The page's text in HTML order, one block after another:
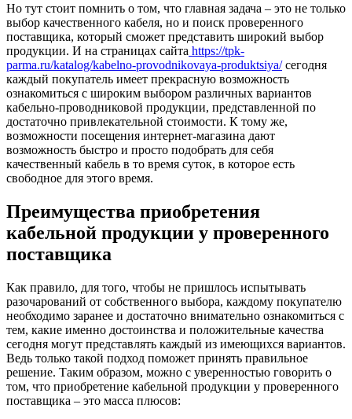
Но тут стоит помнить о том, что главная задача – это не только
выбор качественного кабеля, но и поиск проверенного
поставщика, который сможет представить широкий выбор
продукции. И на страницах сайта https://tpk-
parma.ru/katalog/kabelno-provodnikovaya-produktsiya/сегодня
каждый покупатель имеет прекрасную возможность
ознакомиться с широким выбором различных вариантов
кабельно-проводниковой продукции, представленной по
достаточно привлекательной стоимости. К тому же,
возможности посещения интернет-магазина дают
возможность быстро и просто подобрать для себя
качественный кабель в то время суток, в которое есть
свободное для этого время.
Преимущества приобретения
кабельной продукции у проверенного
поставщика
Как правило, для того, чтобы не пришлось испытывать
разочарований от собственного выбора, каждому покупателю
необходимо заранее и достаточно внимательно ознакомиться с
тем, какие именно достоинства и положительные качества
сегодня могут представлять каждый из имеющихся вариантов.
Ведь только такой подход поможет принять правильное
решение. Таким образом, можно с уверенностью говорить о
том, что приобретение кабельной продукции у проверенного
поставщика – это масса плюсов: